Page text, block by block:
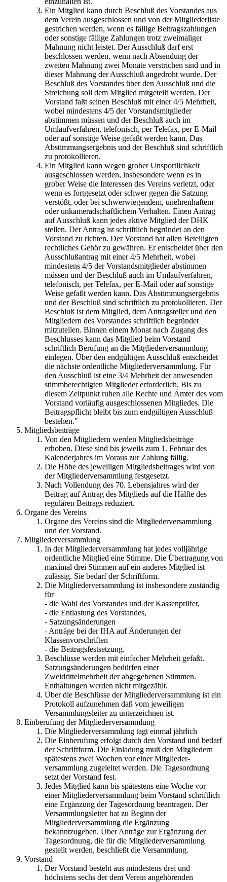
Ein Mitglied kann durch Beschluß des Vorstandes aus
dem Verein ausgeschlossen und von der Mitgliederliste
gestrichen werden, wenn es fällige Beitragszahlungen
oder sonstige fällige Zahlungen trotz zweimaliger
Mahnung nicht leistet. Der Ausschluß darf erst
beschlossen werden, wenn nach Absendung der
zweiten Mahnung zwei Monate verstrichen sind und in
dieser Mahnung der Ausschluß angedroht wurde. Der
Beschluß des Vorstandes über den Ausschluß und die
Streichung soll dem Mitglied mitgeteilt werden. Der
Vorstand faßt seinen Beschluß mit einer 4/5 Mehrheit,
wobei mindestens 4/5 der Vorstandsmitglieder
abstimmen müssen und der Beschluß auch im
Umlaufverfahren, telefonisch, per Telefax, per E-Mail
oder auf sonstige Weise gefaßt werden kann. Das
Abstimmungsergebnis und der Beschluß sind schriftlich
zu protokollieren.
Ein Mitglied kann wegen grober Unsportlichkeit
ausgeschlossen werden, insbesondere wenn es in
grober Weise die Interessen des Vereins verletzt, oder
wenn es fortgesetzt oder schwer gegen die Satzung
verstößt, oder bei schwerwiegendem, unehrenhaftem
oder unkameradschaftlichem Verhalten. Einen Antrag
auf Ausschluß kann jedes aktive Mitglied der DHK
stellen. Der Antrag ist schriftlich begründet an den
Vorstand zu richten. Der Vorstand hat allen Beteiligten
rechtliches Gehör zu gewähren. Er entscheidet über den
Ausschlußantrag mit einer 4/5 Mehrheit, wobei
mindestens 4/5 der Vorstandsmitglieder abstimmen
müssen und der Beschluß auch im Umlaufverfahren,
telefonisch, per Telefax, per E-Mail oder auf sonstige
Weise gefaßt werden kann. Das Abstimmungsergebnis
und der Beschluß sind schriftlich zu protokollieren. Der
Beschluß ist dem Mitglied, dem Antragsteller und den
Mitgliedern des Vorstandes schriftlich begründet
mitzuteilen. Binnen einem Monat nach Zugang des
Beschlusses kann das Mitglied beim Vorstand
schriftlich Berufung an die Mitgliederversammlung
einlegen. Über den endgültigen Ausschluß entscheidet
die nächste ordentliche Mitgliederversammlung. Für
den Ausschluß ist eine 3/4 Mehrheit der anwesenden
stimmberechtigten Mitglieder erforderlich. Bis zu
diesem Zeitpunkt ruhen alle Rechte und Ämter des vom
Vorstand vorläufig ausgeschlossenen Mitgliedes. Die
Beitragspflicht bleibt bis zum endgültigen Ausschluß
bestehen."
Mitgliedsbeiträge
Von den Mitgliedern werden Mitgliedsbeiträge
erhoben. Diese sind bis jeweils zum 1. Februar des
Kalenderjahres im Voraus zur Zahlung fällig.
Die Höhe des jeweiligen Mitgliedsbeitrages wird von
der Mitgliederversammlung festgesetzt.
Nach Vollendung des 70. Lebensjahres wird der
Beitrag auf Antrag des Mitglieds auf die Hälfte des
regulären Beitrags reduziert.
Organe des Vereins
Organe des Vereins sind die Mitgliederversammlung
und der Vorstand.
Mitgliederversammlung
In der Mitgliederversammlung hat jedes volljährige
ordentliche Mitglied eine Stimme. Die Übertragung von
maximal drei Stimmen auf ein anderes Mitglied ist
zulässig. Sie bedarf der Schriftform.
Die Mitgliederversammlung ist insbesondere zuständig
für
- die Wahl des Vorstandes und der Kassenprüfer,
- die Entlastung des Vorstandes,
- Satzungsänderungen
- Anträge bei der IHA auf Änderungen der
Klassenvorschriften
- die Beitragsfestsetzung.
Beschlüsse werden mit einfacher Mehrheit gefaßt.
Satzungsänderungen bedürfen einer
Zweidrittelmehrheit der abgegebenen Stimmen.
Enthaltungen werden nicht mitgezählt.
Über die Beschlüsse der Mitgliederversammlung ist ein
Protokoll aufzunehmen daß vom jeweiligen
Versammlungsleiter zu unterzeichnen ist.
Einberufung der Mitgliederversammlung
Die Mitgliederversammlung tagt einmal jährlich
Die Einberufung erfolgt durch den Vorstand und bedarf
der Schriftform. Die Einladung muß den Mitgliedern
spätestens zwei Wochen vor einer Mitglieder-
versammlung zugeleitet werden. Die Tagesordnung
setzt der Vorstand fest.
Jedes Mitglied kann bis spätestens eine Woche vor
einer Mitgliederversammlung beim Vorstand schriftlich
eine Ergänzung der Tagesordnung beantragen. Der
Versammlungsleiter hat zu Beginn der
Mitgliederversammlung die Ergänzung
bekanntzugeben. Über Anträge zur Ergänzung der
Tagesordnung, die für die Mitgliederversammlung
gestellt werden, beschließt die Versammlung.
Vorstand
Der Vorstand besteht aus mindestens drei und
höchstens sechs der dem Verein angehörenden